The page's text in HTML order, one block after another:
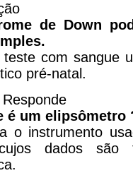
de Down
com sangue
pré-natal.
é um elipsômetro
o instrumento
dados são